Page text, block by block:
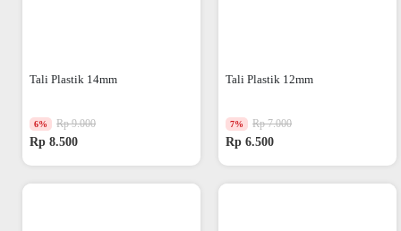
Tali Plastik 14mm
6% Rp 9.000
Rp 8.500
Tali Plastik 12mm
7% Rp 7.000
Rp 6.500